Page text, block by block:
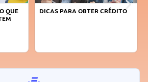
FAÇA A DIFERENÇA: SEJA